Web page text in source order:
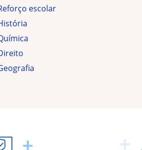
Reforço escolar
História
Química
Direito
Geografia